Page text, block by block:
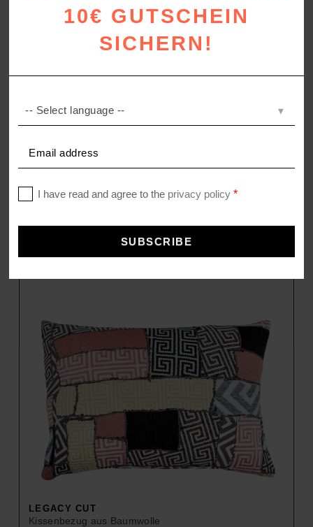
Handgefertigte Tischlampe
149,00
LEGACY CUT
Kissenbezug aus Baumwolle
10€ GUTSCHEIN
SICHERN!